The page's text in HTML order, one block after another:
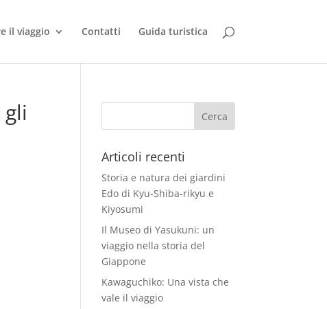
il viaggio Contatti Guida turistica
Articoli recenti
Storia e natura dei giardini
Edo di Kyu-Shiba-rikyu e
Kiyosumi
Il Museo di Yasukuni: un
viaggio nella storia del
Giappone
Kawaguchiko: Una vista che
vale il viaggio